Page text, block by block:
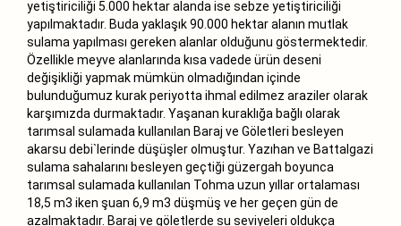
yetiştiriciliği 5.000 hektar alanda ise sebze yetiştiriciliği
yapılmaktadır. Buda yaklaşık 90.000 hektar alanın mutlak
sulama yapılması gereken alanlar olduğunu göstermektedir.
Özellikle meyve alanlarında kısa vadede ürün deseni
değişikliği yapmak mümkün olmadığından içinde
bulunduğumuz kurak periyotta ihmal edilmez araziler olarak
karşımızda durmaktadır. Yaşanan kuraklığa bağlı olarak
tarımsal sulamada kullanılan Baraj ve Göletleri besleyen
akarsu debi`lerinde düşüşler olmuştur. Yazıhan ve Battalgazi
sulama sahalarını besleyen geçtiği güzergah boyunca
tarımsal sulamada kullanılan Tohma uzun yıllar ortalaması
18,5 m3 iken şuan 6,9 m3 düşmüş ve her geçen gün de
azalmaktadır. Baraj ve göletlerde su seviyeleri oldukça